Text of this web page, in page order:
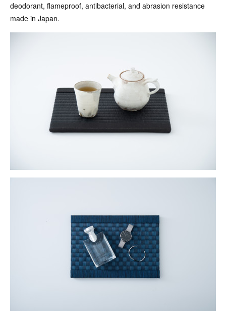
deodorant, flameproof, antibacterial, and abrasion resistance
made in Japan.